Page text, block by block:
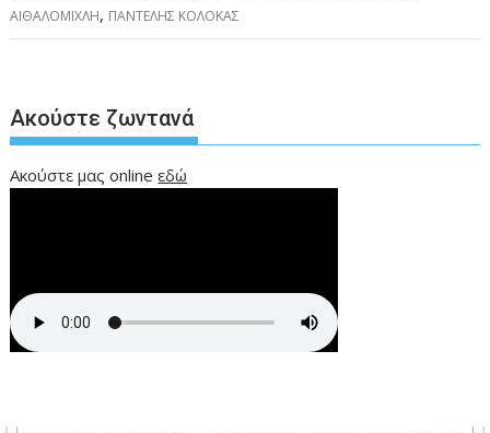
ΑΙΘΑΛΟΜΙΧΛΗ, ΠΑΝΤΕΛΗΣ ΚΟΛΟΚΑΣ
Ακούστε ζωντανά
Ακούστε μας onlineεδώ